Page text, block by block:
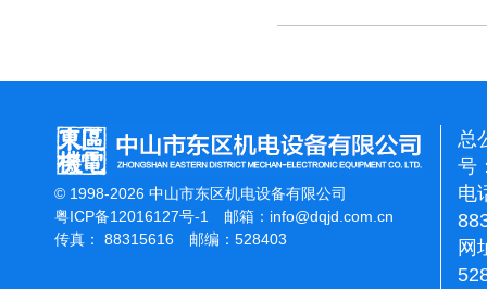
© 1998-2026 中山市东区机电设备有限公司
粤ICP备12016127号-1
邮箱： info@dqjd.com.cn
传真： 88315616 邮编：528403
总
号
电
网